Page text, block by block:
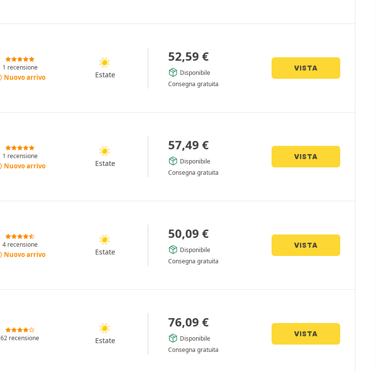
1 recensione
Nuovo arrivo Estate
52,59 €
Disponibile
Consegna gratuita
VISTA
1 recensione
Nuovo arrivo Estate
57,49 €
Disponibile
Consegna gratuita
VISTA
4 recensione
Nuovo arrivo Estate
50,09 €
Disponibile
Consegna gratuita
VISTA
62 recensione Estate
76,09 €
Disponibile
Consegna gratuita
VISTA